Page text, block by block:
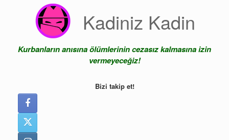
Kadiniz Kadin
Kurbanların anısına ölümlerinin cezasız kalmasına izin
vermeyeceğiz!
Bizi takip et!